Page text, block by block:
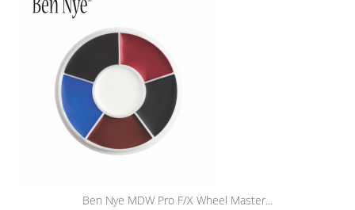
Ben Nye MDW Pro F/X Wheel Master...